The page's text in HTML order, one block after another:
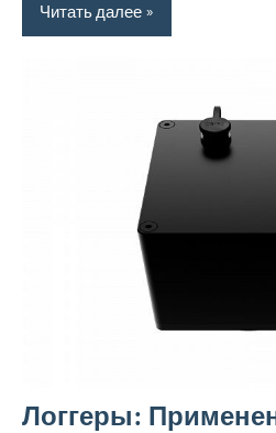
Читать далее
Логгеры: